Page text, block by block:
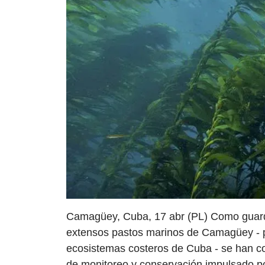
Camagüey, Cuba, 17 abr (PL) Como
extensos pastos marinos de Camagüey
ecosistemas costeros de Cuba - se han